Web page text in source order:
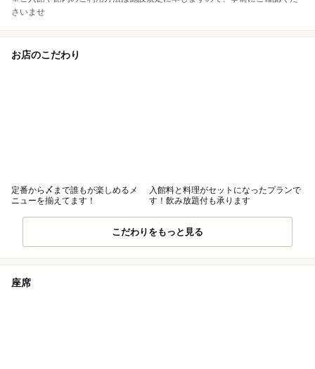
さいませ
お店のこだわり
定番から〆まで誰もが楽しめるメ
ニューを揃えてます！
入館料と料理がセットになったプランで
す！飲み放題付も承ります
こだわりをもっと見る
座席